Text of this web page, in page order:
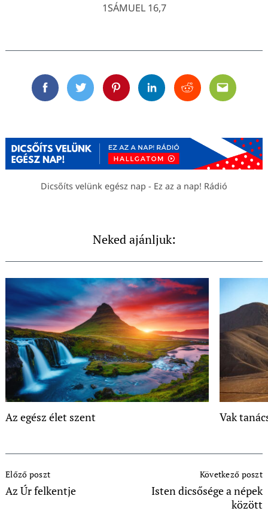
1SÁMUEL 16,7
FacebookTwitterPinterestLinkedinRedditEmail
Dicsőíts velünk egész nap - Ez az a nap! Rádió
Neked ajánljuk:
Az egész élet szent Vak
Navigation
Előző poszt
Az Úr felkentje
Következő poszt
Isten dicsősége a népek
között